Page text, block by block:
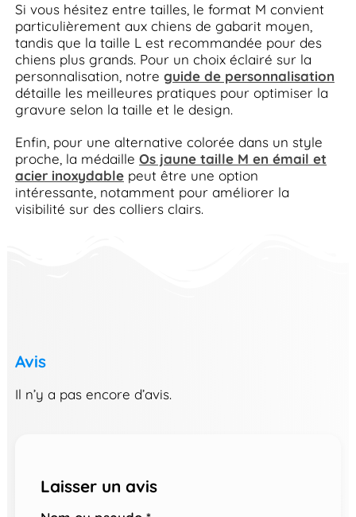
Si vous hésitez entre tailles, le format M convient
particulièrement aux chiens de gabarit moyen,
tandis que la taille L est recommandée pour des
chiens plus grands. Pour un choix éclairé sur la
personnalisation, notre guide de personnalisation
détaille les meilleures pratiques pour optimiser la
gravure selon la taille et le design.
Enfin, pour une alternative colorée dans un style
proche, la médaille Os jaune taille M en émail et
acier inoxydablepeut être une option
intéressante, notamment pour améliorer la
visibilité sur des colliers clairs.
Avis
Il n’y a pas encore d’avis.
Laisser un avis